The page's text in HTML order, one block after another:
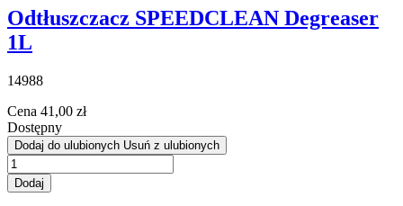
Odtłuszczacz SPEEDCLEAN Degreaser
1L
14988
Cena 41,00 zł
Dostępny
Dodaj do ulubionych Usuń z ulubionych
Dodaj